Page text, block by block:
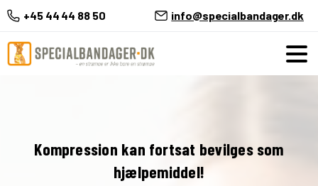
+45 44 44 88 50 info@specialbandager.dk
Kompression kan fortsat bevilges som
hjælpemiddel!